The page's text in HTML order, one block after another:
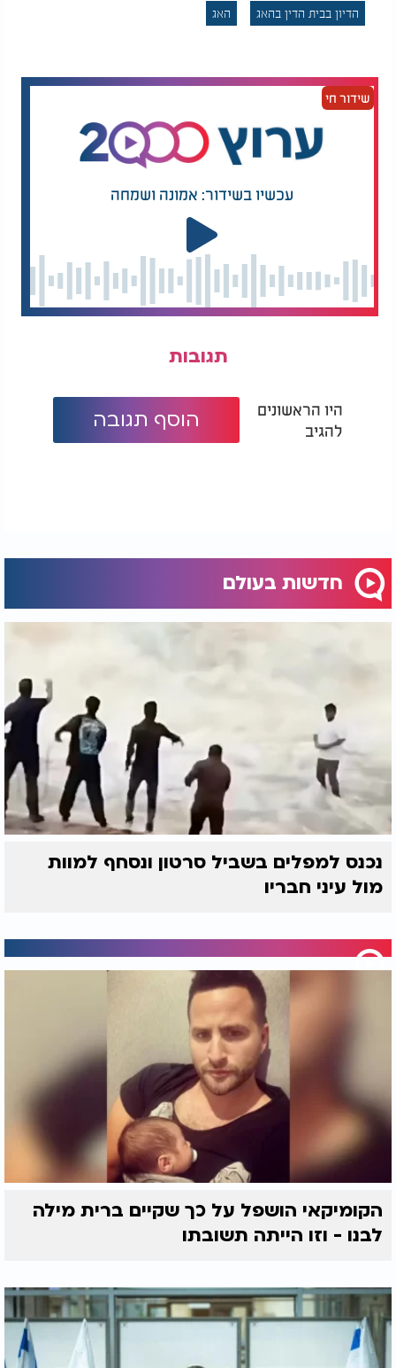
הדיון בבית הדין בהאג האג
שידור חי
עכשיו בשידור: אמונה ושמחה
תגובות
היו הראשונים
להגיב
הוסף תגובה
חדשות בעולם
נכנס למפלים בשביל סרטון ונסחף למוות
מול עיני חבריו
הקומיקאי הושפל על כך שקיים ברית מילה
לבנו - וזו הייתה תשובתו